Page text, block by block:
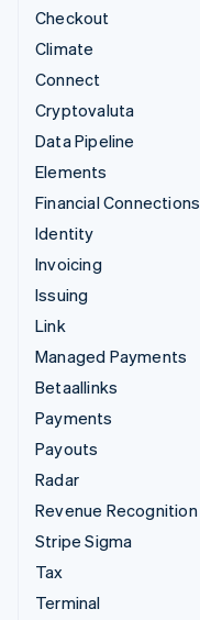
Checkout
Climate
Connect
Cryptovaluta
Data Pipeline
Elements
Financial Connections
Identity
Invoicing
Issuing
Link
Managed Payments
Betaallinks
Payments
Payouts
Radar
Revenue Recognition
Stripe Sigma
Tax
Terminal